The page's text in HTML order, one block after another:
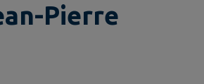
Pierre